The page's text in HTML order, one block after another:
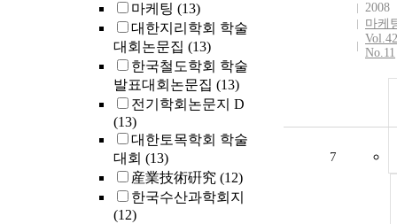
마케팅 (13)
대한지리학회 학술
대회논문집 (13)
한국철도학회 학술
발표대회논문집 (13)
전기학회논문지 D
(13)
대한토목학회 학술
대회 (13)
産業技術硏究 (12)
한국수산과학회지
(12)
2008
마케
Vol.42
No.11
7